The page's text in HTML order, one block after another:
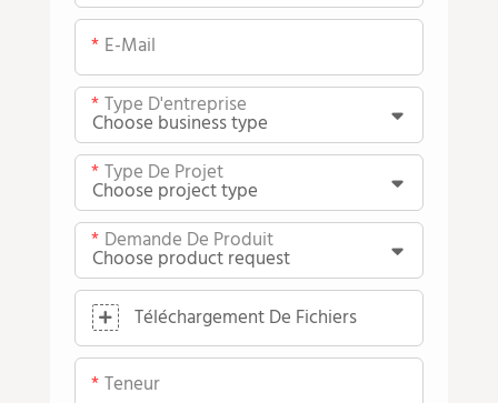
E-Mail
Type D'entreprise
Type De Projet
Demande De Produit
Téléchargement De Fichiers
Teneur